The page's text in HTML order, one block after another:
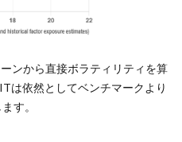
ンから直接ボラティリティを算
は依然としてベンチマークより
す。